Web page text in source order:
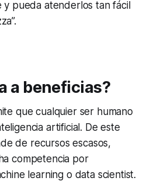
y pueda atenderlos tan fácil
a beneficias?
que cualquier ser humano
artificial. De este
de recursos escasos,
competencia por
learning o data scientist.